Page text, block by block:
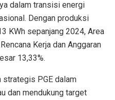
dalam transisi energi
Dengan produksi
KWh sepanjang 2024, Area
Kerja dan Anggaran
13,33%.
strategis PGE dalam
dan mendukung target